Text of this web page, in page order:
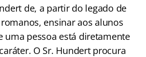
de, a partir do legado de
ensinar aos alunos
uma pessoa está diretamente
O Sr. Hundert procura